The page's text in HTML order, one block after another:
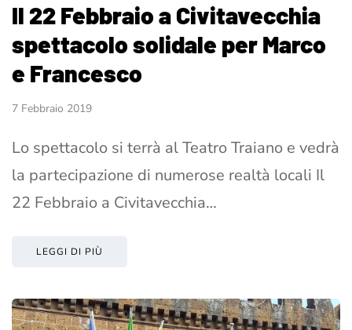
Il 22 Febbraio a Civitavecchia
spettacolo solidale per Marco
e Francesco
7 Febbraio 2019
Lo spettacolo si terrà al Teatro Traiano e vedrà
la partecipazione di numerose realtà locali Il
22 Febbraio a Civitavecchia…
LEGGI DI PIÙ